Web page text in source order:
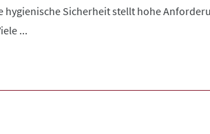
hygienische Sicherheit stellt hohe
...